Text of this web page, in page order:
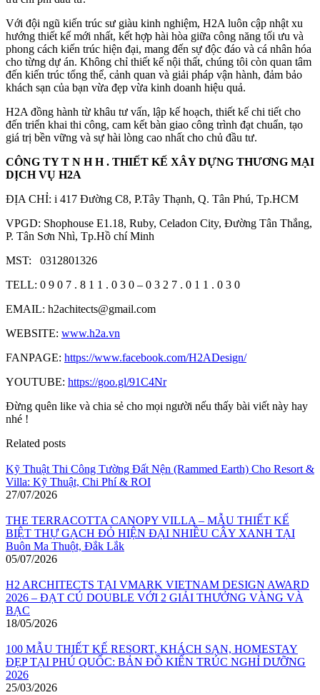
Với đội ngũ kiến trúc sư giàu kinh nghiệm, H2A luôn cập nhật xu
hướng thiết kế mới nhất, kết hợp hài hòa giữa công năng tối ưu và
phong cách kiến trúc hiện đại, mang đến sự độc đáo và cá nhân hóa
cho từng dự án. Không chỉ thiết kế nội thất, chúng tôi còn quan tâm
đến kiến trúc tổng thể, cảnh quan và giải pháp vận hành, đảm bảo
khách sạn của bạn vừa đẹp vừa kinh doanh hiệu quả.
H2A đồng hành từ khâu tư vấn, lập kế hoạch, thiết kế chi tiết cho
đến triển khai thi công, cam kết bàn giao công trình đạt chuẩn, tạo
giá trị bền vững và sự hài lòng cao nhất cho chủ đầu tư.
CÔNG TY T N H H . THIẾT KẾ XÂY DỰNG THƯƠNG MẠI
DỊCH VỤ H2A
ĐỊA CHỈ: i 417 Đường C8, P.Tây Thạnh, Q. Tân Phú, Tp.HCM
VPGD: Shophouse E1.18, Ruby, Celadon City, Đường Tân Thắng,
P. Tân Sơn Nhì, Tp.Hồ chí Minh
MST: 0312801326
TELL: 0 9 0 7 . 8 1 1 . 0 3 0 – 0 3 2 7 . 0 1 1 . 0 3 0
EMAIL: h2achitects@gmail.com
WEBSITE: www.h2a.vn
FANPAGE: https://www.facebook.com/H2ADesign/
YOUTUBE: https://goo.gl/91C4Nr
Đừng quên like và chia sẻ cho mọi người nếu thấy bài viết này hay
nhé !
Related posts
Kỹ Thuật Thi Công Tường Đất Nện (Rammed Earth) Cho Resort &
Villa: Kỹ Thuật, Chi Phí & ROI
27/07/2026
THE TERRACOTTA CANOPY VILLA – MẪU THIẾT KẾ
BIỆT THỰ GẠCH ĐỎ HIỆN ĐẠI NHIỀU CÂY XANH TẠI
Buôn Ma Thuột, Đắk Lắk
05/07/2026
H2 ARCHITECTS TẠI VMARK VIETNAM DESIGN AWARD
2026 – ĐẠT CÚ DOUBLE VỚI 2 GIẢI THƯỞNG VÀNG VÀ
BẠC
18/05/2026
100 MẪU THIẾT KẾ RESORT, KHÁCH SẠN, HOMESTAY
ĐẸP TẠI PHÚ QUỐC: BẢN ĐỒ KIẾN TRÚC NGHỈ DƯỠNG
2026
25/03/2026